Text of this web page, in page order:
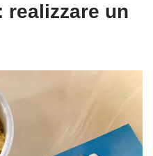
realizzare un